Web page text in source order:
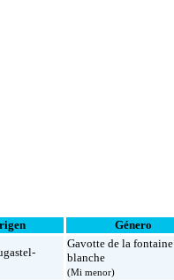
Género
Gavotte de la fontaine
blanche
(Mi menor)